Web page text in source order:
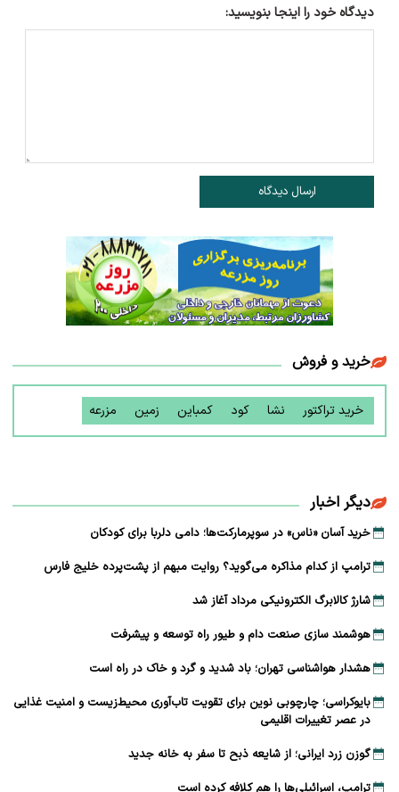
دیدگاه خود را اینجا بنویسید:
ارسال دیدگاه
خرید و فروش
خرید تراکتور نشا کود کمباین زمین مزرعه
دیگر اخبار
خرید آسان «ناس» در سوپرمارکت‌ها؛ دامی دلربا برای کودکان
ترامپ از کدام مذاکره می‌گوید؟ روایت مبهم از پشت‌پرده خلیج فارس
شارژ کالابرگ الکترونیکی مرداد آغاز شد
هوشمند سازی صنعت دام و طیور راه توسعه و پیشرفت
هشدار هواشناسی تهران؛ باد شدید و گرد و خاک در راه است
بایوکراسی؛ چارچوبی نوین برای تقویت تاب‌آوری محیط‌زیست و امنیت غذایی
در عصر تغییرات اقلیمی
گوزن زرد ایرانی؛ از شایعه ذبح تا سفر به خانه جدید
ترامپ، اسرائیلی‌ها را هم کلافه کرده است